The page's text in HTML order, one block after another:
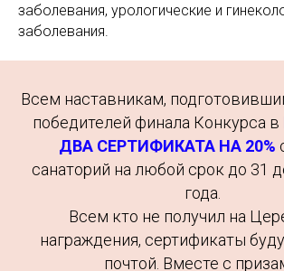
заболевания, урологические и
заболевания.
Всем наставникам,
победителей финала Конкурса в
ДВА СЕРТИФИКАТА НА 20%
санаторий на любой срок до 31
года.
Всем кто не получил на
награждения, сертификаты
почтой. Вместе с